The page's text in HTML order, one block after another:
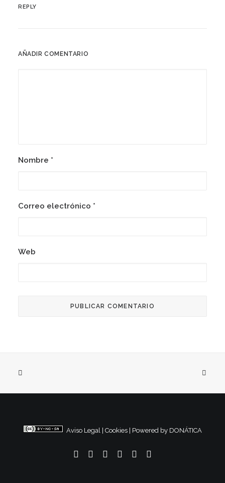
REPLY
AÑADIR COMENTARIO
Nombre *
Correo electrónico *
Web
Aviso Legal Cookies Powered by DONÁTICA